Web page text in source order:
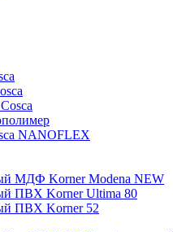
NANOFLEX
МДФ Korner Modena NEW
ПВХ Korner Ultima 80
ПВХ Korner 52